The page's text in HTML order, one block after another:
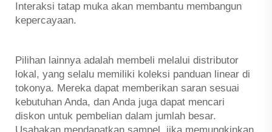
Interaksi tatap muka akan membantu membangun
kepercayaan.
Pilihan lainnya adalah membeli melalui distributor
lokal, yang selalu memiliki koleksi panduan linear di
tokonya. Mereka dapat memberikan saran sesuai
kebutuhan Anda, dan Anda juga dapat mencari
diskon untuk pembelian dalam jumlah besar.